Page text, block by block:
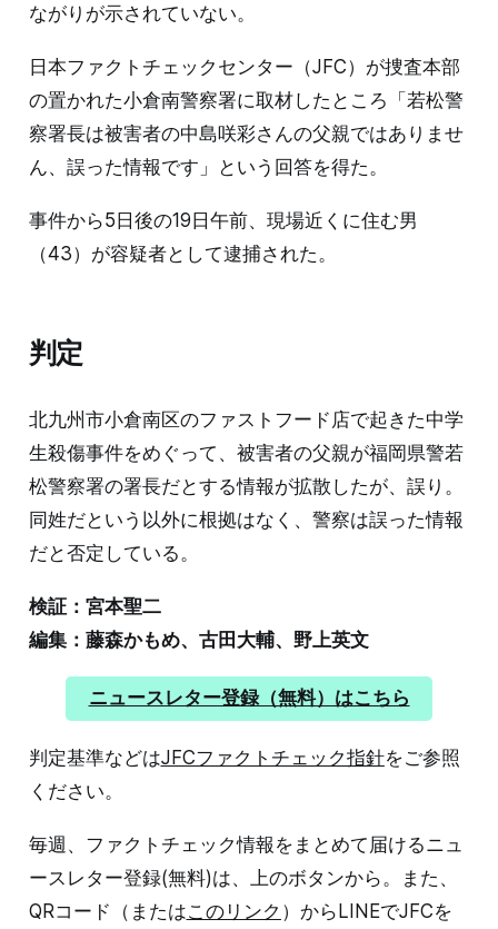
ながりが示されていない。
日本ファクトチェックセンター（JFC）が捜査本部
の置かれた小倉南警察署に取材したところ「若松警
察署長は被害者の中島咲彩さんの父親ではありませ
ん、誤った情報です」という回答を得た。
事件から5日後の19日午前、現場近くに住む男
（43）が容疑者として逮捕された。
判定
北九州市小倉南区のファストフード店で起きた中学
生殺傷事件をめぐって、被害者の父親が福岡県警若
松警察署の署長だとする情報が拡散したが、誤り。
同姓だという以外に根拠はなく、警察は誤った情報
だと否定している。
検証：宮本聖二
編集：藤森かもめ、古田大輔、野上英文
ニュースレター登録（無料）はこちら
判定基準などはJFCファクトチェック指針をご参照
ください。
毎週、ファクトチェック情報をまとめて届けるニュ
ースレター登録(無料)は、上のボタンから。また、
QRコード（またはこのリンク ）からLINEでJFCを